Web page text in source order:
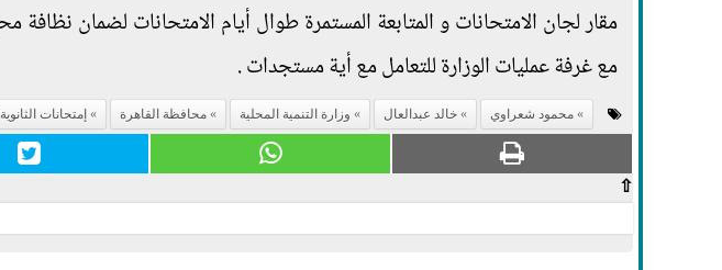
مقار لجان الامتحانات و المتابعة المستمرة طوال أيام الامتحانات لضمان نظافة
مع غرفة عمليات الوزارة للتعامل مع أية مستجدات .
محمود شعراوي خالد عبدالعال وزارة التنمية المحلية محافظة القاهرة إمتحانات
⇧